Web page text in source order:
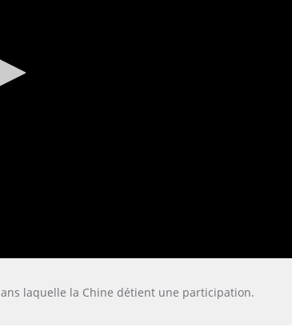
laquelle la Chine détient une participation.